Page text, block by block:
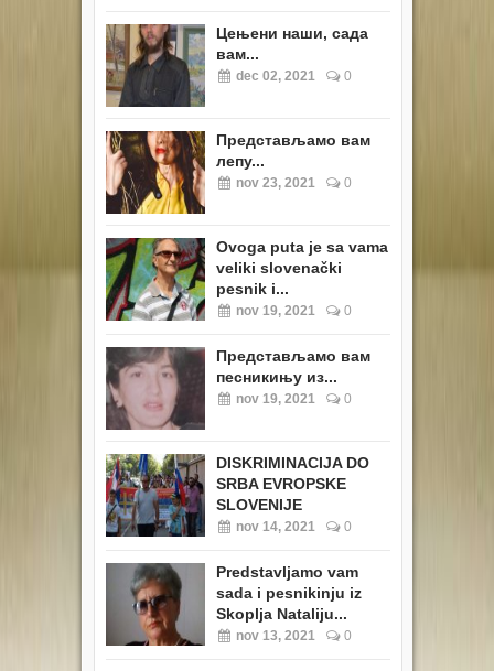
Цењени наши, сада
вам...
dec 02, 2021 0
Представљамо вам
лепу...
nov 23, 2021 0
Ovoga puta je sa vama
veliki slovenački
pesnik i...
nov 19, 2021 0
Представљамо вам
песникињу из...
nov 19, 2021 0
DISKRIMINACIJA DO
SRBA EVROPSKE
SLOVENIJE
nov 14, 2021 0
Predstavljamo vam
sada i pesnikinju iz
Skoplja Nataliju...
nov 13, 2021 0